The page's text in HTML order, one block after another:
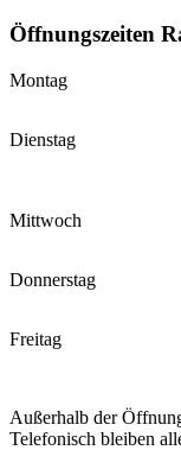
Öffnungszeiten
Montag
Dienstag
Mittwoch
Donnerstag
Freitag
Außerhalb der
Telefonisch bleiben